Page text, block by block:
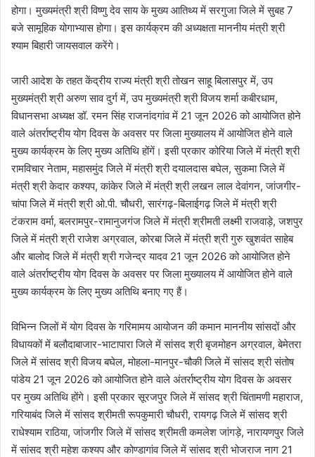
होगा। मुख्यमंत्री श्री विष्णु देव साय के मुख्य आतिथ्य में सरगुजा जिले में सुबह 7
बजे सामूहिक योगाभ्यास होगा। इस कार्यक्रम की अध्यक्षता माननीय मंत्री श्री
श्याम बिहारी जायसवाल करेंगे।
जारी आदेश के तहत केंद्रीय राज्य मंत्री श्री तोखन साहू बिलासपुर में, उप
मुख्यमंत्री श्री अरुण साव दुर्ग में, उप मुख्यमंत्री श्री विजय शर्मा कबीरधाम,
विधानसभा अध्यक्ष डॉ. रमन सिंह राजनांदगांव में 21 जून 2026 को आयोजित होने
वाले अंतर्राष्ट्रीय योग दिवस के अवसर पर जिला मुख्यालय में आयोजित होने वाले
मुख्य कार्यक्रम के लिए मुख्य अतिथि होंगें। इसी प्रकार कोरिया जिले में मंत्री श्री
रामविचार नेताम, महासमुंद जिले में मंत्री श्री दयालदास बघेल, सुकमा जिले में
मंत्री श्री केदार कश्यप, कांकेर जिले में मंत्री श्री लखन लाल देवांगन, जांजगीर-
चांपा जिले में मंत्री श्री ओ.पी. चौधरी, सारंगढ़-बिलाईगढ़ जिले में मंत्री श्री
टंकराम वर्मा, बलरामपुर-रामानुजगंज जिले में मंत्री श्रीमती लक्ष्मी राजवाड़े, जशपुर
जिले में मंत्री श्री राजेश अग्रवाल, कोरबा जिले में मंत्री श्री गुरु खुशवंत साहेब
और बालोद जिले में मंत्री श्री गजेन्द्र यादव 21 जून 2026 को आयोजित होने
वाले अंतर्राष्ट्रीय योग दिवस के अवसर पर जिला मुख्यालय में आयोजित होने वाले
मुख्य कार्यक्रम के लिए मुख्य अतिथि बनाए गए हैं।
विभिन्न जिलों में योग दिवस के गरिमामय आयोजन की कमान माननीय सांसदों और
विधायकों में बलौदाबाजार-भाटापारा जिले में सांसद श्री बृजमोहन अग्रवाल, बेमेतरा
जिले में सांसद श्री विजय बघेल, मोहला-मानपुर-चौकी जिले में सांसद श्री संतोष
पांडेय 21 जून 2026 को आयोजित होने वाले अंतर्राष्ट्रीय योग दिवस के अवसर
पर मुख्य अतिथि होंगे। इसी प्रकार सूरजपुर जिले में सांसद श्री चिंतामणी महाराज,
गरियाबंद जिले में सांसद श्रीमती रूपकुमारी चौधरी, रायगढ़ जिले में सांसद श्री
राधेश्याम राठिया, जांजगीर जिले में सांसद श्रीमती कमलेश जांगड़े, नारायणपुर जिले
में सांसद श्री महेश कश्यप और कोण्डागांव जिले में सांसद श्री भोजराज नाग 21